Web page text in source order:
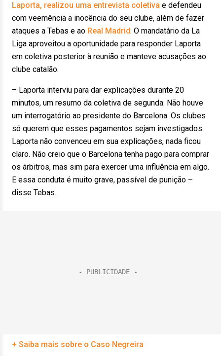
Laporta, realizou uma entrevista coletiva e defendeu
com veemência a inocência do seu clube, além de fazer
ataques a Tebas e ao Real Madrid. O mandatário da La
Liga aproveitou a oportunidade para responder Laporta
em coletiva posterior à reunião e manteve acusações ao
clube catalão.
– Laporta interviu para dar explicações durante 20
minutos, um resumo da coletiva de segunda. Não houve
um interrogatório ao presidente do Barcelona. Os clubes
só querem que esses pagamentos sejam investigados.
Laporta não convenceu em sua explicações, nada ficou
claro. Não creio que o Barcelona tenha pago para comprar
os árbitros, mas sim para exercer uma influência em algo.
E essa conduta é muito grave, passível de punição –
disse Tebas.
+ Saiba mais sobre o Caso Negreira